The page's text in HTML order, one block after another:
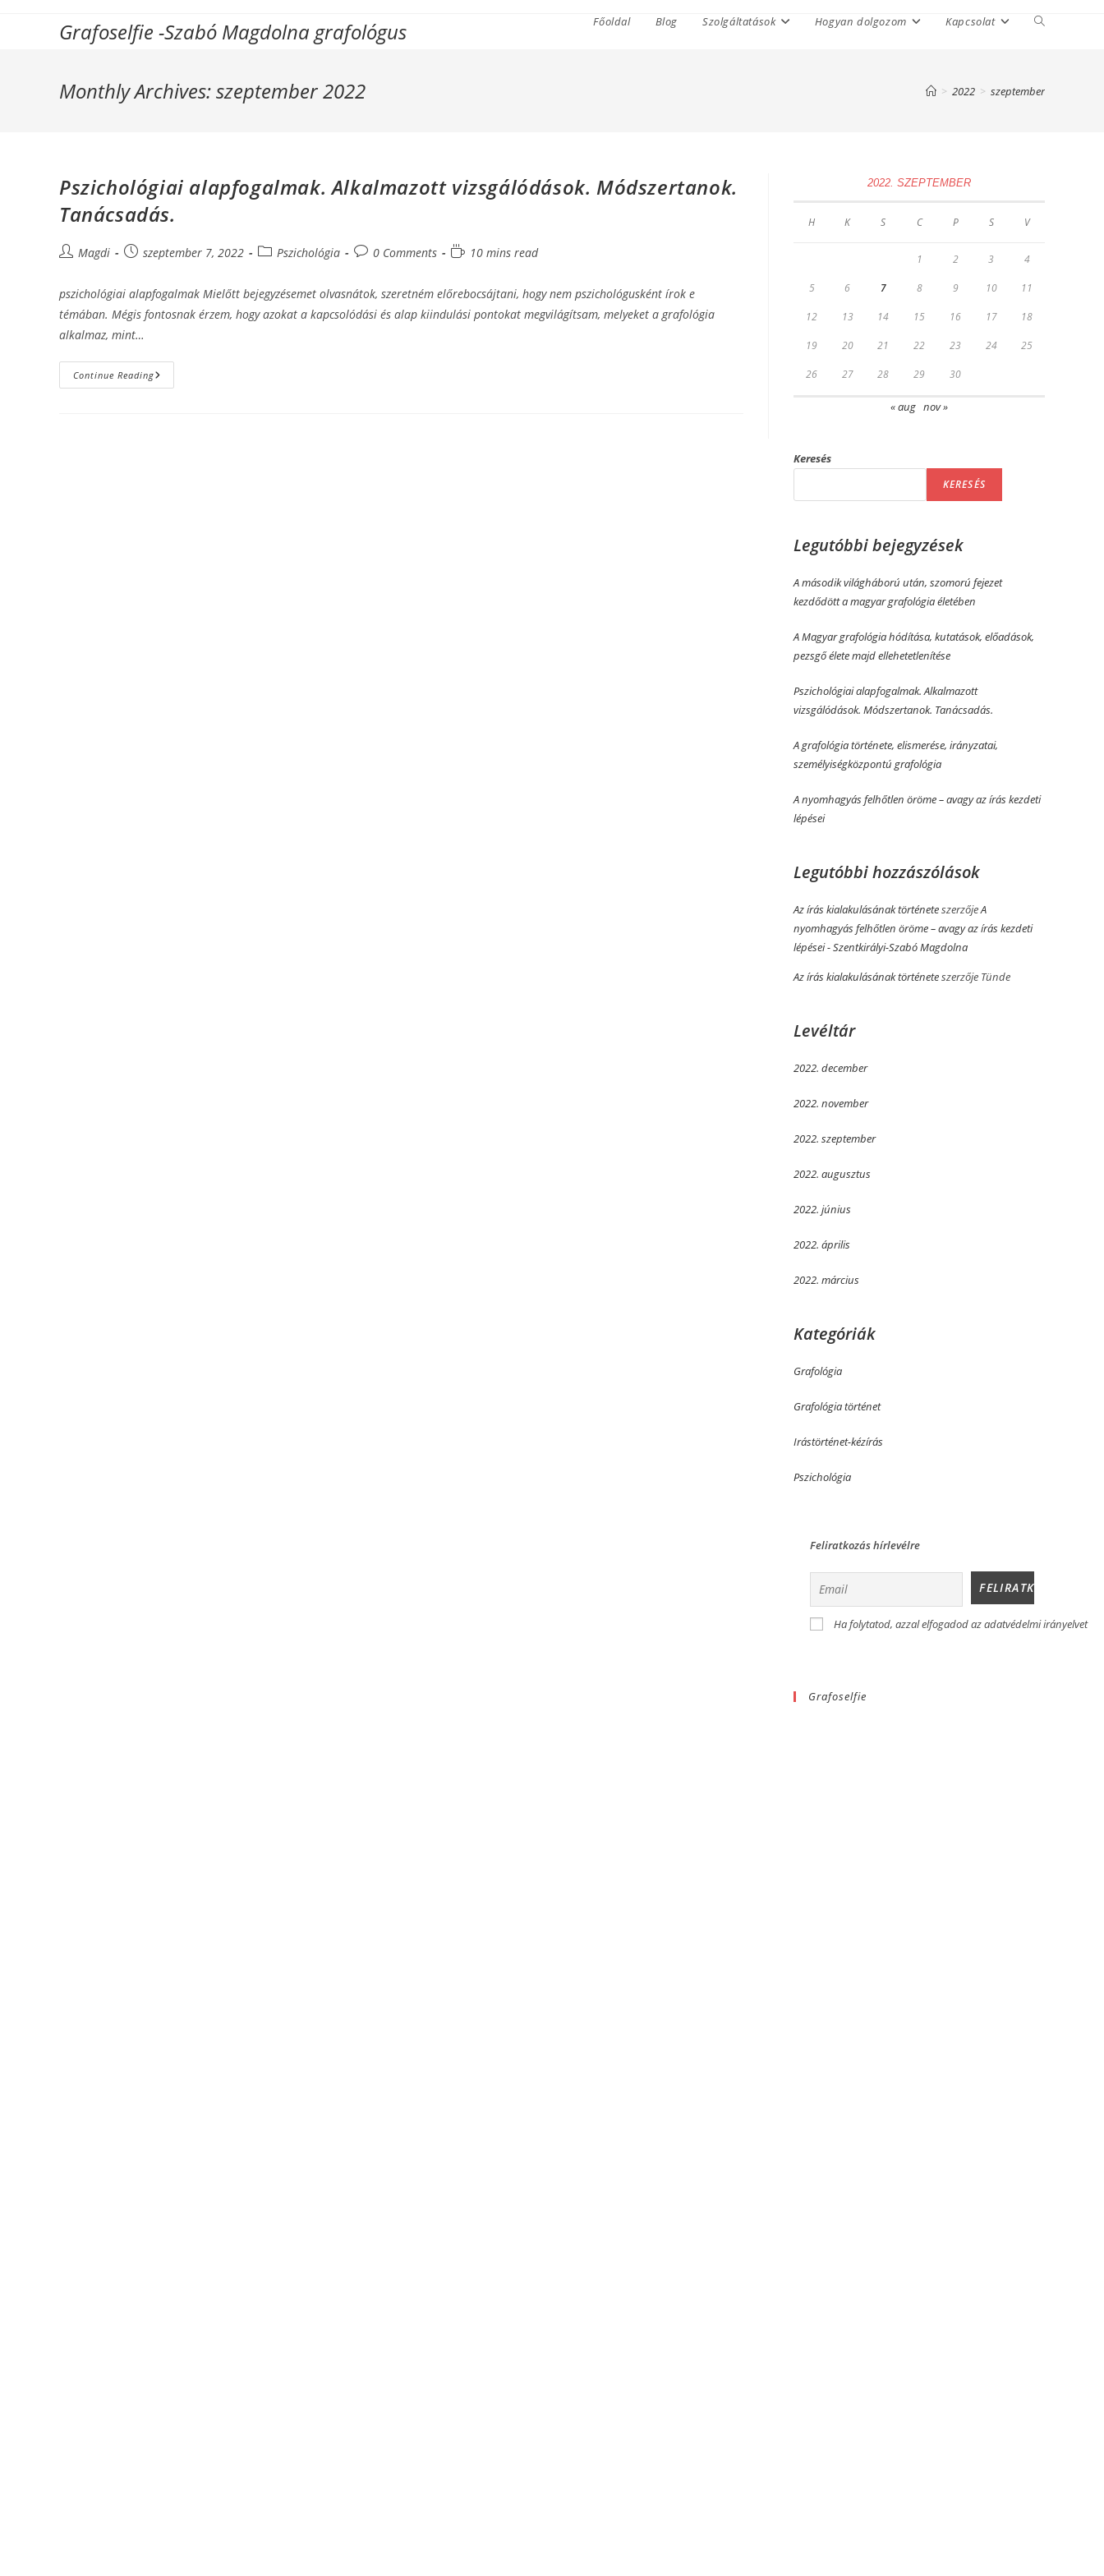
Grafoselfie -Szabó Magdolna grafológus Főoldal Blog Szolgáltatások Hogyan dolgozom Kapcsolat
Toggle
Monthly Archives: szeptember 2022 > 2022 > szeptember
Pszichológiai alapfogalmak. Alkalmazott vizsgálódások. Módszertanok.
Tanácsadás.
PostMagdi
Postszeptember 7, 2022
PostPszichológia
Post0 Comments
Reading10 mins read
pszichológiai alapfogalmak Mielőtt bejegyzésemet olvasnátok, szeretném előrebocsájtani, hogy nem pszichológusként írok e
témában. Mégis fontosnak érzem, hogy azokat a kapcsolódási és alap kiindulási pontokat megvilágítsam, melyeket a grafológia
alkalmaz, mint…
Continue ReadingPszichológiai
Alapfogalmak.
2022. SZEPTEMBER
H K S C P S V
1 2 3 4
5 6 7 8 9 10 11
12 13 14 15 16 17 18
19 20 21 22 23 24 25
26 27 28 29 30
« aug nov »
Keresés
KERESÉS
Legutóbbi bejegyzések
A második világháború után, szomorú fejezet
kezdődött a magyar grafológia életében
A Magyar grafológia hódítása, kutatások, előadások,
pezsgő élete majd ellehetetlenítése
Pszichológiai alapfogalmak. Alkalmazott
vizsgálódások. Módszertanok. Tanácsadás.
A grafológia története, elismerése, irányzatai,
személyiségközpontú grafológia
A nyomhagyás felhőtlen öröme­­ – avagy az írás kezdeti
lépései
Legutóbbi hozzászólások
Az írás kialakulásának történeteszerzőjeA
nyomhagyás felhőtlen öröme­­ – avagy az írás kezdeti
lépései - Szentkirályi-Szabó Magdolna
Az írás kialakulásának történeteszerzője Tünde
Levéltár
2022. december
2022. november
2022. szeptember
2022. augusztus
2022. június
2022. április
2022. március
Kategóriák
Grafológia
Grafológia történet
Irástörténet-kézírás
Pszichológia
Feliratkozás hírlevélre
Ha folytatod, azzal elfogadod az adatvédelmi irányelvet
Grafoselfie